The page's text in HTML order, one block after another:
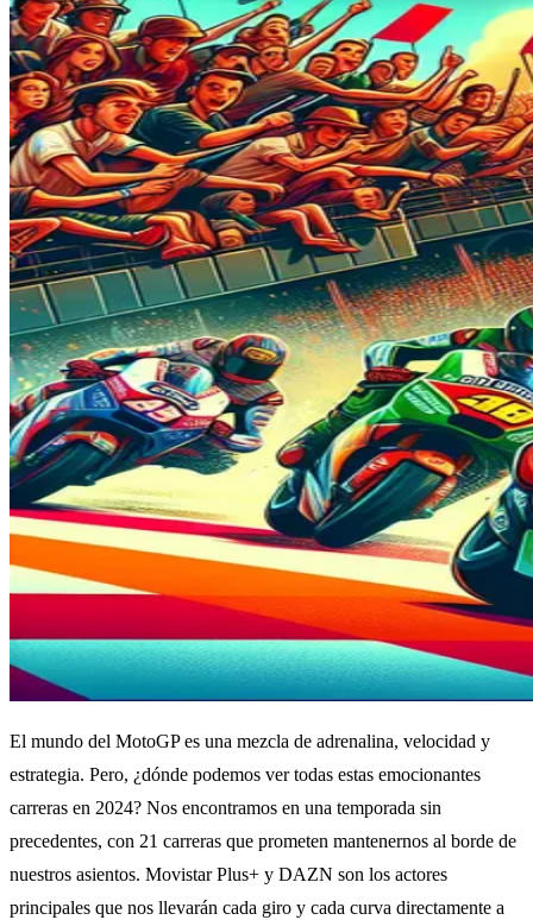
El mundo del MotoGP es una mezcla de adrenalina, velocidad y
estrategia. Pero, ¿dónde podemos ver todas estas emocionantes
carreras en 2024? Nos encontramos en una temporada sin
precedentes, con 21 carreras que prometen mantenernos al borde de
nuestros asientos. Movistar Plus+ y DAZN son los actores
principales que nos llevarán cada giro y cada curva directamente a